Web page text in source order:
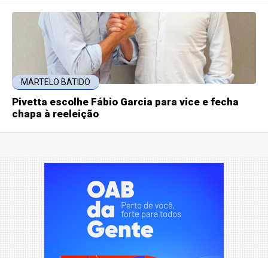
MARTELO BATIDO
Pivetta escolhe Fábio Garcia para vice e fecha
chapa à reeleição